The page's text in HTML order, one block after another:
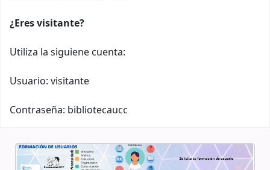
¿Eres visitante?
Utiliza la siguiene cuenta:
Usuario: visitante
Contraseña: bibliotecaucc